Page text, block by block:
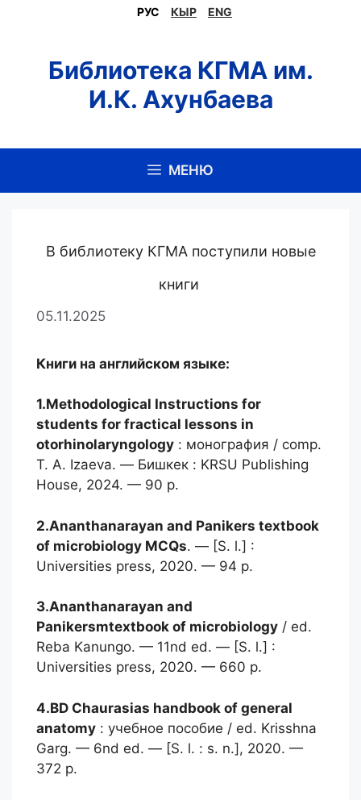
РУС КЫР ENG
Библиотека КГМА им.
И.К. Ахунбаева
МЕНЮ
В библиотеку КГМА поступили новые
книги
05.11.2025
Книги на английском языке:
1.Methodological Instructions for
students for fractical lessons in
otorhinolaryngology : монография / comp.
T. A. Izaeva. — Бишкек : KRSU Publishing
House, 2024. — 90 p.
2.Ananthanarayan and Panikers textbook
of microbiology MCQs. — [S. l.] :
Universities press, 2020. — 94 p.
3.Ananthanarayan and
Panikersmtextbook of microbiology / ed.
Reba Kanungo. — 11nd ed. — [S. l.] :
Universities press, 2020. — 660 p.
4.BD Chaurasias handbook of general
anatomy : учебное пособие / ed. Krisshna
Garg. — 6nd ed. — [S. l. : s. n.], 2020. —
372 p.